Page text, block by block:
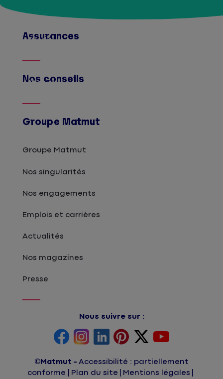
Assurances
Afficher
Nos conseils
Afficher
Groupe Matmut
Groupe Matmut
Nos singularités
Nos engagements
Emplois et carrières
Actualités
Nos magazines
Presse
Nous suivre sur :
©Matmut
Accessibilité : partiellement
conforme
Plan du site Mentions légales